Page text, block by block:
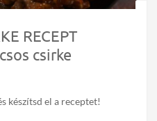
RECEPT
csirke
készítsd el a receptet!